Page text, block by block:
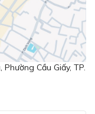
Cầu Giấy, TP.